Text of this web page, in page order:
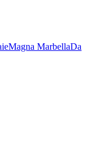
Magna MarbellaDa